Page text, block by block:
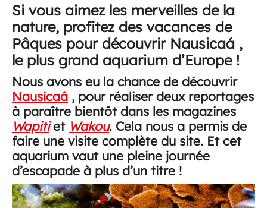
Si vous aimez les merveilles de la
nature, profitez des vacances de
Pâques pour découvrir Nausicaá ,
le plus grand aquarium d’Europe !
Nous avons eu la chance de découvrir
Nausicaá , pour réaliser deux reportages
à paraître bientôt dans les magazines
Wapitiet Wakou. Cela nous a permis de
faire une visite complète du site. Et cet
aquarium vaut une pleine journée
d’escapade à plus d’un titre !